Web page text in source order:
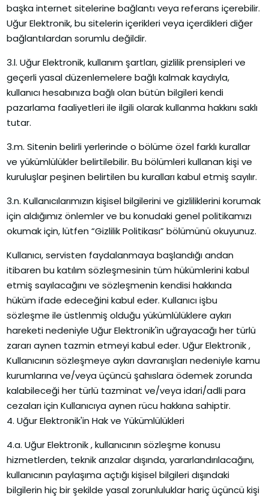
başka internet sitelerine bağlantı veya referans içerebilir.
Uğur Elektronik, bu sitelerin içerikleri veya içerdikleri diğer
bağlantılardan sorumlu değildir.
3.l. Uğur Elektronik, kullanım şartları, gizlilik prensipleri ve
geçerli yasal düzenlemelere bağlı kalmak kaydıyla,
kullanıcı hesabınıza bağlı olan bütün bilgileri kendi
pazarlama faaliyetleri ile ilgili olarak kullanma hakkını saklı
tutar.
3.m. Sitenin belirli yerlerinde o bölüme özel farklı kurallar
ve yükümlülükler belirtilebilir. Bu bölümleri kullanan kişi ve
kuruluşlar peşinen belirtilen bu kuralları kabul etmiş sayılır.
3.n. Kullanıcılarımızın kişisel bilgilerini ve gizliliklerini korumak
için aldığımız önlemler ve bu konudaki genel politikamızı
okumak için, lütfen “Gizlilik Politikası” bölümünü okuyunuz.
Kullanıcı, servisten faydalanmaya başlandığı andan
itibaren bu katılım sözleşmesinin tüm hükümlerini kabul
etmiş sayılacağını ve sözleşmenin kendisi hakkında
hüküm ifade edeceğini kabul eder. Kullanıcı işbu
sözleşme ile üstlenmiş olduğu yükümlülüklere aykırı
hareketi nedeniyle Uğur Elektronik'in uğrayacağı her türlü
zararı aynen tazmin etmeyi kabul eder. Uğur Elektronik ,
Kullanıcının sözleşmeye aykırı davranışları nedeniyle kamu
kurumlarına ve/veya üçüncü şahıslara ödemek zorunda
kalabileceği her türlü tazminat ve/veya idari/adli para
cezaları için Kullanıcıya aynen rücu hakkına sahiptir.
4. Uğur Elektronik'in Hak ve Yükümlülükleri
4.a. Uğur Elektronik , kullanıcının sözleşme konusu
hizmetlerden, teknik arızalar dışında, yararlandırılacağını,
kullanıcının paylaşıma açtığı kişisel bilgileri dışındaki
bilgilerin hiç bir şekilde yasal zorunluluklar hariç üçüncü kişi